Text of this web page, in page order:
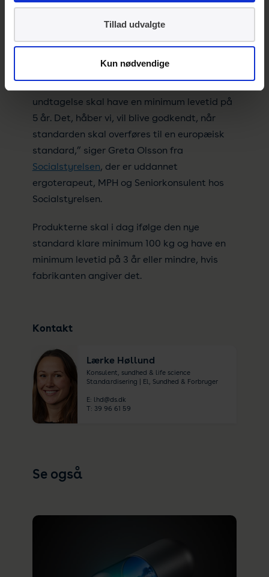
Tillad udvalgte
Kun nødvendige
internationale standard bliver implementeret
som en europæisk standard:
at produkterne skal kunne klare minimum
undtagelse skal have en minimum levetid på
5 år. Det, håber vi, vil blive godkendt, når
standarden skal overføres til en europæisk
standard,” siger Greta Olsson fra
Socialstyrelsen, der er uddannet
ergoterapeut, MPH og Seniorkonsulent hos
Socialstyrelsen.
Produkterne skal i dag ifølge den nye
standard klare minimum 100 kg og have en
minimum levetid på 3 år eller mindre, hvis
fabrikanten angiver det.
Kontakt
Lærke Høllund
Konsulent, sundhed & life science
Standardisering | El, Sundhed & Forbruger
E: lhd@ds.dk
T: 39 96 61 59
Se også